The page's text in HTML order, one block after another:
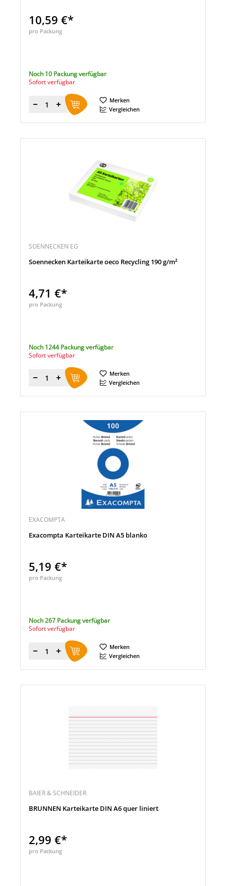
10,59 €*
pro Packung
Noch 10 Packung verfügbar
Sofort verfügbar
Menge
Merken
Vergleichen
SOENNECKEN EG
Soennecken Karteikarte oeco Recycling 190 g/m²
4,71 €*
pro Packung
Noch 1244 Packung verfügbar
Sofort verfügbar
Menge
Merken
Vergleichen
EXACOMPTA
Exacompta Karteikarte DIN A5 blanko
5,19 €*
pro Packung
Noch 267 Packung verfügbar
Sofort verfügbar
Menge
Merken
Vergleichen
BAIER & SCHNEIDER
BRUNNEN Karteikarte DIN A6 quer liniert
2,99 €*
pro Packung